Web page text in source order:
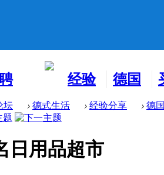
经验
德国
生活
坛 › 德式生活 › 经验分享 › 德
日用品超市